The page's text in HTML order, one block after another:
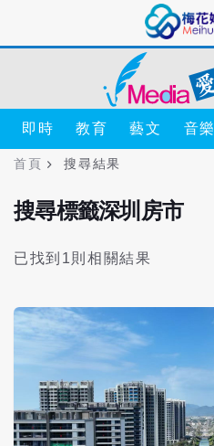
即時 教育 藝文 音樂
首頁 搜尋結果
搜尋標籤深圳房市
已找到1則相關結果